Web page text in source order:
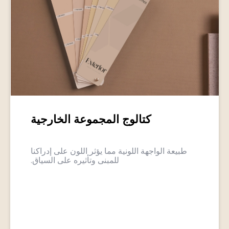
كتالوج المجموعة الخارجية
طبيعة الواجهة اللونية مما يؤثر اللون على إدراكنا
للمبنى وتأثيره على السياق.